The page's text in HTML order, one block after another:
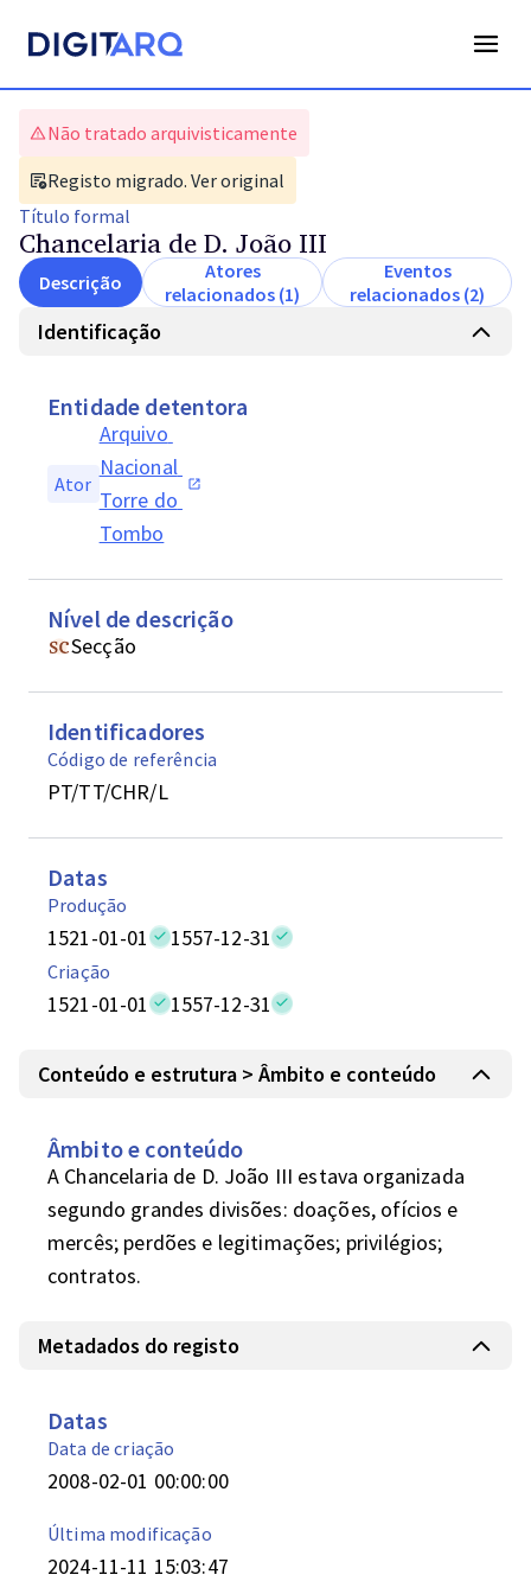
Não tratado arquivisticamente
Registo migrado. Ver original
Título formal
Chancelaria de D. João III
Descrição
Atores
relacionados (1)
Eventos
relacionados (2)
Identificação
Entidade detentora
Ator
Arquivo
Nacional
Torre do
Tombo
Nível de descrição
Secção
Identificadores
Código de referência
PT/TT/CHR/L
Datas
Produção
1521-01-01 1557-12-31
Criação
1521-01-01 1557-12-31
Conteúdo e estrutura > Âmbito e conteúdo
Âmbito e conteúdo
A Chancelaria de D. João III estava organizada
segundo grandes divisões: doações, ofícios e
mercês; perdões e legitimações; privilégios;
contratos.
Metadados do registo
Datas
Data de criação
2008-02-01 00:00:00
Última modificação
2024-11-11 15:03:47